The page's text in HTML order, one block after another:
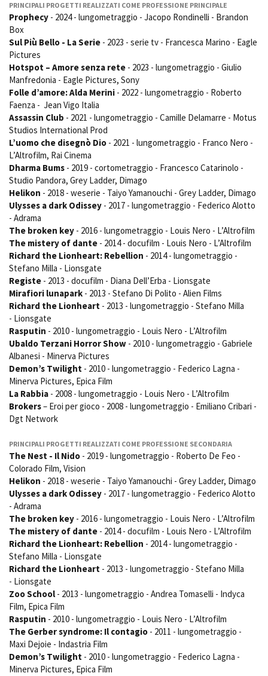
FILM FUNDS
Piemonte Film Tv Fund
Piemonte Film Tv
Development Fund
Piemonte Doc Film Fund
Short Film Fund
PRODUCTION GUIDE
Società di produzione
Strutture di servizio
Professionisti
Attrici-Attori
Beginners
LOCATION GUIDE
FILM DATABASE
BOOK DATABASE
NEWS
CASTING
Industry Days
Locarno Film Festival
Cinematografica Venezia
Festival
Torino Film Festival
David di Donatello
Premio Solinas
STRUMENTI
profilo
Location - Nuovo utente
Newsletter
Lavora con noi
Stage - Tirocini - Scuola e
Elenco Operatori Economici
per affidamento lavori in
economia
Amministrazione trasparente
Bandi e gare
Contatti
Cookie policy
Whistleblowing
Credits
PRINCIPALI PROGETTI REALIZZATI COME PROFESSIONE PRINCIPALE
Prophecy - 2024 - lungometraggio - Jacopo Rondinelli - Brandon
Box
Sul Più Bello - La Serie - 2023 - serie tv - Francesca Marino - Eagle
Pictures
Hotspot – Amore senza rete - 2023 - lungometraggio - Giulio
Manfredonia - Eagle Pictures, Sony
Folle d’amore: Alda Merini - 2022 - lungometraggio - Roberto
Faenza - Jean Vigo Italia
Assassin Club - 2021 - lungometraggio - Camille Delamarre - Motus
Studios International Prod
L’uomo che disegnò Dio - 2021 - lungometraggio - Franco Nero -
L’Altrofilm, Rai Cinema
Dharma Bums - 2019 - cortometraggio - Francesco Catarinolo -
Studio Pandora, Grey Ladder, Dimago
Helikon - 2018 - weserie - Taiyo Yamanouchi - Grey Ladder, Dimago
Ulysses a dark Odissey - 2017 - lungometraggio - Federico Alotto
- Adrama
The broken key - 2016 - lungometraggio - Louis Nero - L’Altrofilm
The mistery of dante - 2014 - docufilm - Louis Nero - L’Altrofilm
Richard the Lionheart: Rebellion - 2014 - lungometraggio -
Stefano Milla - Lionsgate
Registe - 2013 - docufilm - Diana Dell’Erba - Lionsgate
Mirafiori lunapark - 2013 - Stefano Di Polito - Alien Films
Richard the Lionheart - 2013 - lungometraggio - Stefano Milla
- Lionsgate
Rasputin - 2010 - lungometraggio - Louis Nero - L’Altrofilm
Ubaldo Terzani Horror Show - 2010 - lungometraggio - Gabriele
Albanesi - Minerva Pictures
Demon’s Twilight - 2010 - lungometraggio - Federico Lagna -
Minerva Pictures, Epica Film
La Rabbia - 2008 - lungometraggio - Louis Nero - L’Altrofilm
Brokers– Eroi per gioco - 2008 - lungometraggio - Emiliano Cribari -
Dgt Network
PRINCIPALI PROGETTI REALIZZATI COME PROFESSIONE SECONDARIA
The Nest - Il Nido - 2019 - lungometraggio - Roberto De Feo -
Colorado Film, Vision
Helikon - 2018 - weserie - Taiyo Yamanouchi - Grey Ladder, Dimago
Ulysses a dark Odissey - 2017 - lungometraggio - Federico Alotto
- Adrama
The broken key - 2016 - lungometraggio - Louis Nero - L’Altrofilm
The mistery of dante - 2014 - docufilm - Louis Nero - L’Altrofilm
Richard the Lionheart: Rebellion - 2014 - lungometraggio -
Stefano Milla - Lionsgate
Richard the Lionheart - 2013 - lungometraggio - Stefano Milla
- Lionsgate
Zoo School - 2013 - lungometraggio - Andrea Tomaselli - Indyca
Film, Epica Film
Rasputin - 2010 - lungometraggio - Louis Nero - L’Altrofilm
The Gerber syndrome: Il contagio - 2011 - lungometraggio -
Maxi Dejoie - Indastria Film
Demon’s Twilight - 2010 - lungometraggio - Federico Lagna -
Minerva Pictures, Epica Film